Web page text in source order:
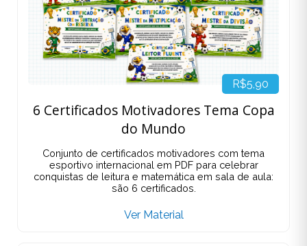
R$5,90
6 Certificados Motivadores Tema Copa
do Mundo
Conjunto de certificados motivadores com tema
esportivo internacional em PDF para celebrar
conquistas de leitura e matemática em sala de aula:
são 6 certificados.
Ver Material